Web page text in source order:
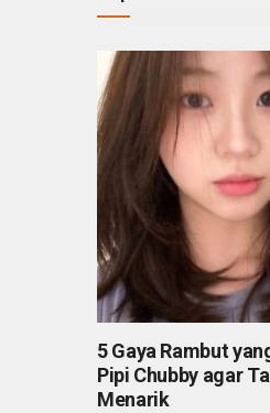
5 Gaya Rambut
Pipi Chubby agar
Menarik